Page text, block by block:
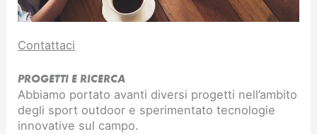
Contattaci
PROGETTI E RICERCA
Abbiamo portato avanti diversi progetti nell’ambito
degli sport outdoor e sperimentato tecnologie
innovative sul campo.